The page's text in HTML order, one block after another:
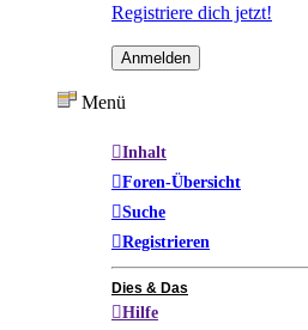
Registriere dich jetzt!
Menü
Inhalt
Foren-Übersicht
Suche
Registrieren
Dies & Das
Hilfe